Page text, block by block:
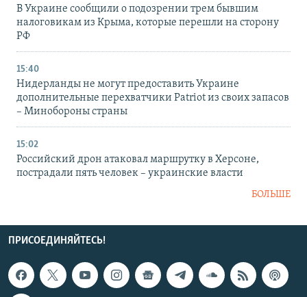
В Украине сообщили о подозрении трем бывшим
налоговикам из Крыма, которые перешли на сторону
РФ
15:40
Нидерланды не могут предоставить Украине
дополнительные перехватчики Patriot из своих запасов
– Минобороны страны
15:02
Российский дрон атаковал маршрутку в Херсоне,
пострадали пять человек – украинские власти
БОЛЬШЕ
ПРИСОЕДИНЯЙТЕСЬ!